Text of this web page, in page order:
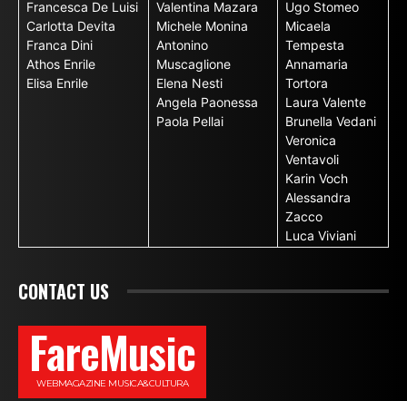
Francesca De Luisi
Carlotta Devita
Franca Dini
Athos Enrile
Elisa Enrile
Valentina Mazara
Michele Monina
Antonino
Muscaglione
Elena Nesti
Angela Paonessa
Paola Pellai
Ugo Stomeo
Micaela
Tempesta
Annamaria
Tortora
Laura Valente
Brunella Vedani
Veronica
Ventavoli
Karin Voch
Alessandra
Zacco
Luca Viviani
CONTACT US
FareMusic
WEBMAGAZINE MUSICA&CULTURA